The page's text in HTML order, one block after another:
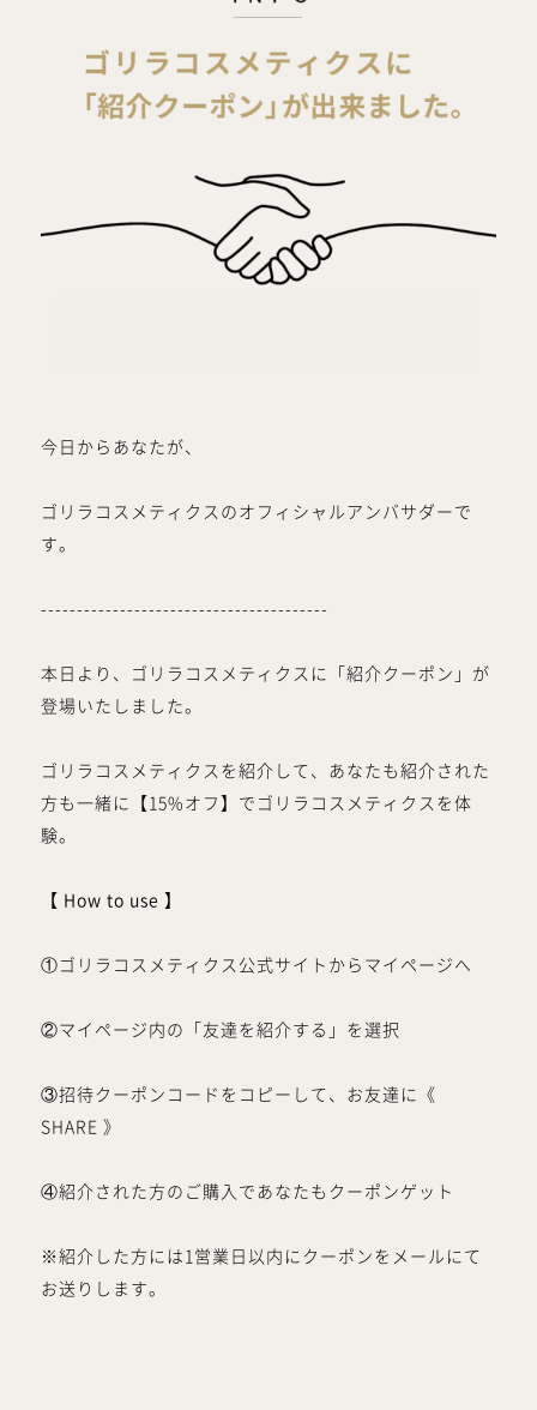
今日からあなたが、
ゴリラコスメティクスのオフィシャルアンバサダーで
す。
----------------------------------------
本日より、ゴリラコスメティクスに「紹介クーポン」が
登場いたしました。
ゴリラコスメティクスを紹介して、あなたも紹介された
方も一緒に【15%オフ】でゴリラコスメティクスを体
験。
【 How to use 】
①ゴリラコスメティクス公式サイトからマイページへ
②マイページ内の「友達を紹介する」を選択
③招待クーポンコードをコピーして、お友達に《
SHARE 》
④紹介された方のご購入であなたもクーポンゲット
※紹介した方には1営業日以内にクーポンをメールにて
お送りします。